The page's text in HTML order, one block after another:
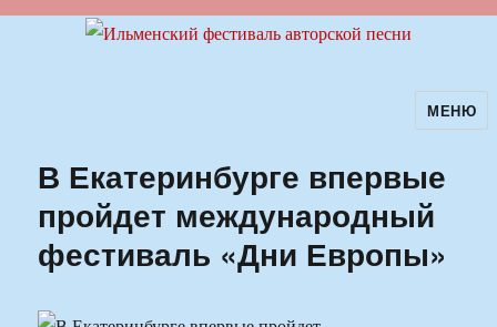
Ильменский фестиваль авторскойМЕНЮ
В Екатеринбурге впервые
пройдет международный
фестиваль «Дни Европы»